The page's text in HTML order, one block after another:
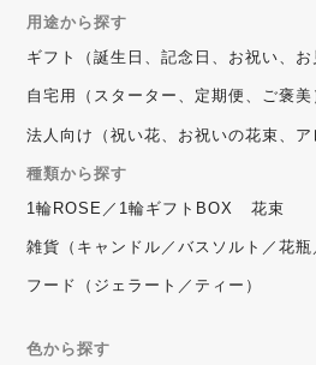
用途から探す
ギフト（誕生日、記念日、お祝い、お
自宅用（スターター、定期便、ご褒美
法人向け（祝い花、お祝いの花束、ア
種類から探す
1輪ROSE／1輪ギフトBOX
花束
雑貨（キャンドル／バスソルト／花瓶
フード（ジェラート／ティー）
色から探す